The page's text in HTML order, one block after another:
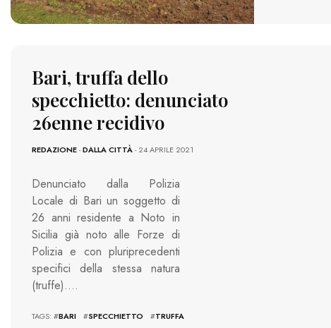
Bari, truffa dello
specchietto: denunciato
26enne recidivo
REDAZIONE-DALLA CITTÀ- 24 APRILE 2021
Denunciato dalla Polizia
Locale di Bari un soggetto di
26 anni residente a Noto in
Sicilia già noto alle Forze di
Polizia e con pluriprecedenti
specifici della stessa natura
(truffe)….
TAGS: #BARI #SPECCHIETTO #TRUFFA